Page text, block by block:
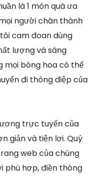
là 1 món quà ưa
người chân thành
cam đoan dùng
lượng và sáng
mọi bông hoa có thể
đi thông điệp của
trực tuyến của
giản và tiện lợi. Quý
web của chúng
phù hợp, điền thông